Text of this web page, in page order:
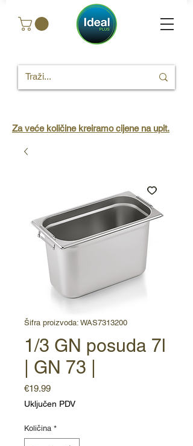
Za veće količine kreiramo cijene na upit.
Šifra proizvoda: WAS7313200
1/3 GN posuda 7l
| GN 73 |
€19.99Cijena
Uključen PDV
Količina *